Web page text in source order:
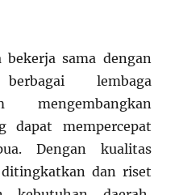
bekerja sama dengan
lembaga
mengembangkan
dapat mempercepat
Dengan kualitas
dan riset